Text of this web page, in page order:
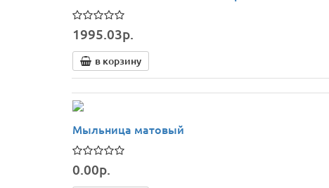
1995.03р.
в корзину
Мыльница матовый
0.00р.